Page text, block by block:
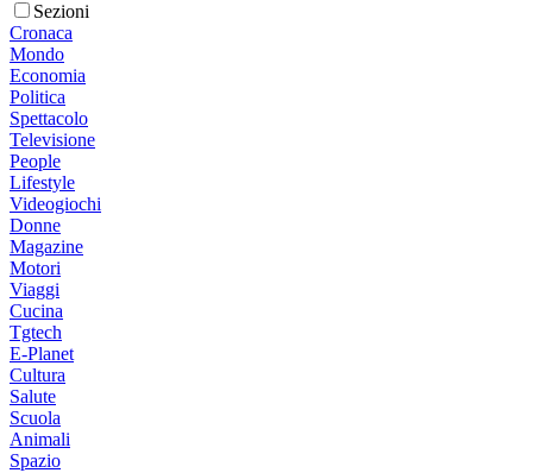
Sezioni
Cronaca
Mondo
Economia
Politica
Spettacolo
Televisione
People
Lifestyle
Videogiochi
Donne
Magazine
Motori
Viaggi
Cucina
Tgtech
E-Planet
Cultura
Salute
Scuola
Animali
Spazio